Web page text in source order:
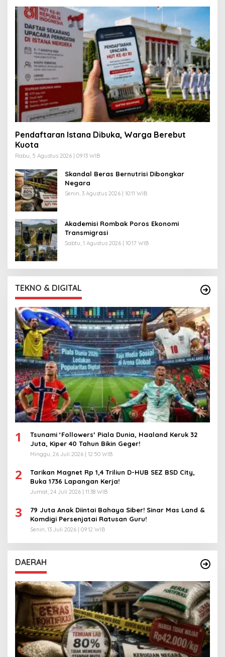
Pendaftaran Istana Dibuka, Warga Berebut
Kuota
Rabu, 5 Agustus 2026 | 09:13 WIB
Skandal Beras Bernutrisi Dibongkar
Negara
Senin, 3 Agustus 2026 | 10:11 WIB
Akademisi Rombak Poros Ekonomi
Transmigrasi
Sabtu, 1 Agustus 2026 | 10:17 WIB
TEKNO & DIGITAL
1
Tsunami ‘Followers’ Piala Dunia, Haaland Keruk 32
Juta, Kiper 40 Tahun Bikin Geger!
Minggu, 26 Juli 2026 | 12:50 WIB
2
Tarikan Magnet Rp 1,4 Triliun D-HUB SEZ BSD City,
Buka 1736 Lapangan Kerja!
Jumat, 24 Juli 2026 | 11:38 WIB
3
79 Juta Anak Diintai Bahaya Siber! Sinar Mas Land &
Komdigi Persenjatai Ratusan Guru!
Senin, 13 Juli 2026 | 09:12 WIB
DAERAH